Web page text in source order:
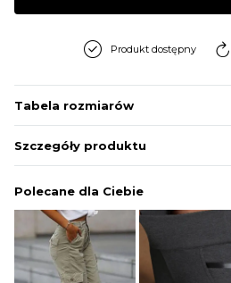
Produkt dostępny
Tabela rozmiarów
Szczegóły produktu
Polecane dla Ciebie